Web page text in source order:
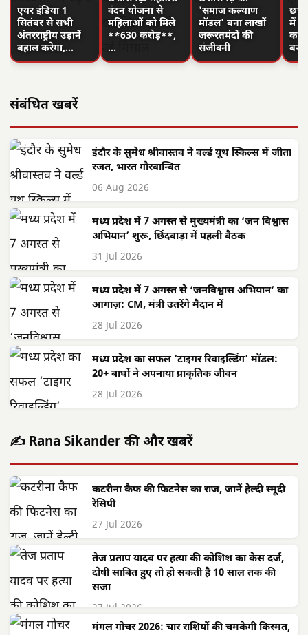
एयर इंडिया 1
सितंबर से सभी
अंतरराष्ट्रीय उड़ानें
बहाल करेगा,…
वंदन योजना से
महिलाओं को मिले
**630 करोड़**,
…
'समाज कल्याण
मॉडल' बना लाखों
जरूरतमंदों की
संजीवनी
में
का
संबंधित खबरें
इंदौर के सुमेध श्रीवास्तव ने वर्ल्ड यूथ स्किल्स में जीता
रजत, भारत गौरवान्वित
06 Aug 2026
मध्य प्रदेश में 7 अगस्त से मुख्यमंत्री का ‘जन विश्वास
अभियान’ शुरू, छिंदवाड़ा में पहली बैठक
31 Jul 2026
मध्य प्रदेश में 7 अगस्त से ‘जनविश्वास अभियान’ का
आगाज़: CM, मंत्री उतरेंगे मैदान में
28 Jul 2026
मध्य प्रदेश का सफल ‘टाइगर रिवाइल्डिंग’ मॉडल:
20+ बाघों ने अपनाया प्राकृतिक जीवन
28 Jul 2026
✍️ Rana Sikander की और खबरें
कटरीना कैफ की फिटनेस का राज, जानें हेल्दी स्मूदी
रेसिपी
27 Jul 2026
तेज प्रताप यादव पर हत्या की कोशिश का केस दर्ज,
दोषी साबित हुए तो हो सकती है 10 साल तक की
सजा
27 Jul 2026
मंगल गोचर 2026: चार राशियों की चमकेगी किस्मत,